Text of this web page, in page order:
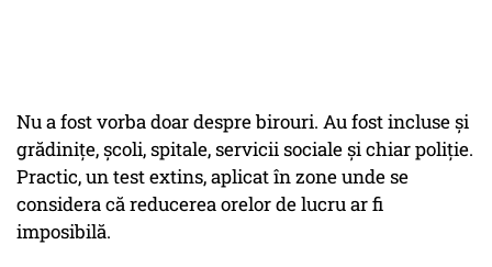
Nu a fost vorba doar despre birouri. Au fost incluse și
grădinițe, școli, spitale, servicii sociale și chiar poliție.
Practic, un test extins, aplicat în zone unde se
considera că reducerea orelor de lucru ar fi
imposibilă.